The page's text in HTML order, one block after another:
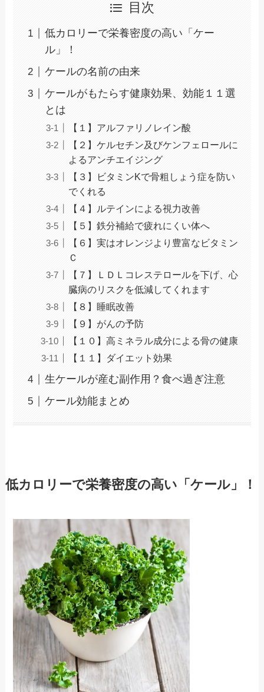
目次
低カロリーで栄養密度の高い「ケー
ル」！
ケールの名前の由来
ケールがもたらす健康効果、効能１１選
とは
【１】アルファリノレイン酸
【２】ケルセチン及びケンフェロールに
よるアンチエイジング
【３】ビタミンKで骨粗しょう症を防い
でくれる
【４】ルテインによる視力改善
【５】鉄分補給で疲れにくい体へ
【６】実はオレンジより豊富なビタミン
Ｃ
【７】ＬＤＬコレステロールを下げ、心
臓病のリスクを低減してくれます
【８】睡眠改善
【９】がんの予防
【１０】高ミネラル成分による骨の健康
【１１】ダイエット効果
生ケールが産む副作用？食べ過ぎ注意
ケール効能まとめ
低カロリーで栄養密度の高い「ケール」！